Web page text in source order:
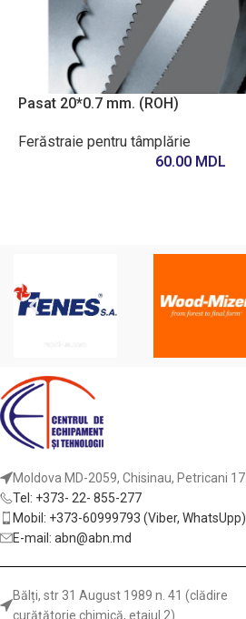
Pasat 20*0.7 mm. (ROH)
Ferăstraie pentru tâmplărie
60.00 MDL
Moldova MD-2059, Chisinau, Petricani 17.
Tel: +373- 22- 855-277
Mobil: +373-60999793 (Viber, WhatsUpp)
E-mail: abn@abn.md
Bălți, str 31 August 1989 n. 41 (clădire
curățătorie chimică, etajul 2)